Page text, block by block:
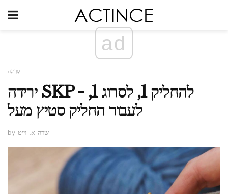
ad
סְרִיגָה
ירידה SKP - להחליק 1, לסרוג 1,
לעבור החליק סטיץ מעל
by שרה א. וייט